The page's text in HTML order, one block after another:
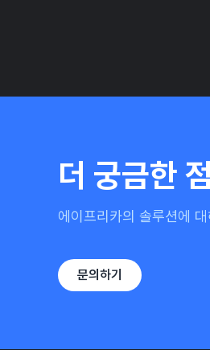
더 궁금한
에이프리카의 솔루션에
문의하기